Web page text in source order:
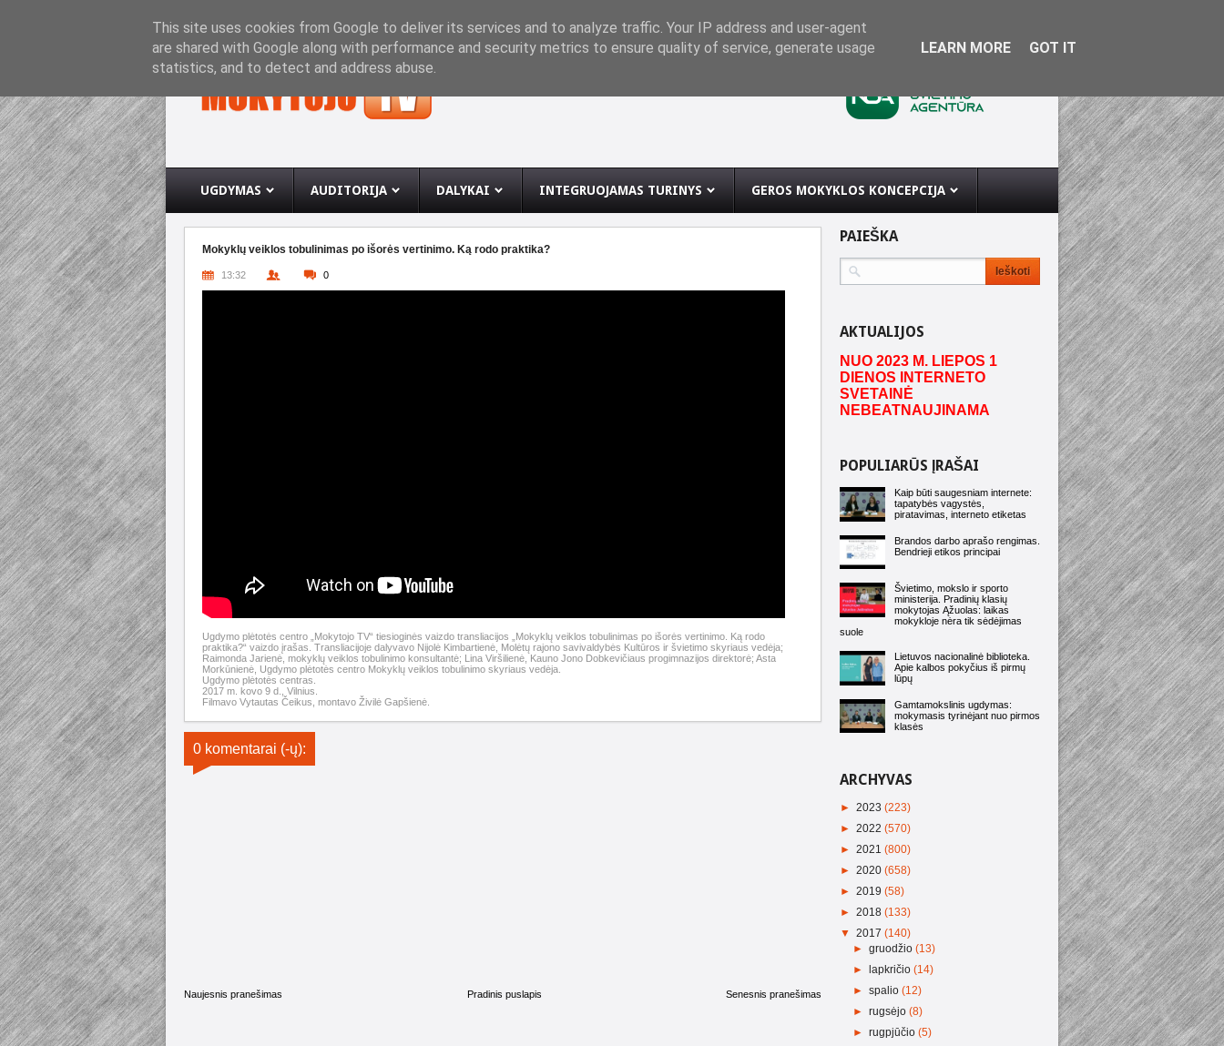
UGDYMAS AUDITORIJA DALYKAI INTEGRUOJAMAS TURINYS GEROS MOKYKLOS KONCEPCIJA
Mokyklų veiklos tobulinimas po išorės vertinimo. Ką rodo praktika?
13:32 0
Ugdymo plėtotės centro „Mokytojo TV“ tiesioginės vaizdo transliacijos „Mokyklų veiklos tobulinimas po išorės vertinimo. Ką rodo
praktika?“ vaizdo įrašas. Transliacijoje dalyvavo Nijolė Kimbartienė, Molėtų rajono savivaldybės Kultūros ir švietimo skyriaus vedėja;
Raimonda Jarienė, mokyklų veiklos tobulinimo konsultantė; Lina Viršilienė, Kauno Jono Dobkevičiaus progimnazijos direktorė; Asta
Morkūnienė, Ugdymo plėtotės centro Mokyklų veiklos tobulinimo skyriaus vedėja.
Ugdymo plėtotės centras.
2017 m. kovo 9 d., Vilnius.
Filmavo Vytautas Čeikus, montavo Živilė Gapšienė.
0 komentarai (-ų):
Naujesnis pranešimas Pradinis puslapis Senesnis pranešimas
PAIEŠKA
AKTUALIJOS
NUO 2023 M. LIEPOS 1
DIENOS INTERNETO
SVETAINĖ
NEBEATNAUJINAMA
POPULIARŪS ĮRAŠAI
Kaip būti saugesniam internete:
tapatybės vagystės,
piratavimas, interneto etiketas
Brandos darbo aprašo rengimas.
Bendrieji etikos principai
Švietimo, mokslo ir sporto
ministerija. Pradinių klasių
mokytojas Ąžuolas: laikas
mokykloje nėra tik sėdėjimas
suole
Lietuvos nacionalinė biblioteka.
Apie kalbos pokyčius iš pirmų
lūpų
Gamtamokslinis ugdymas:
mokymasis tyrinėjant nuo pirmos
klasės
ARCHYVAS
► 2023 (223)
► 2022 (570)
► 2021 (800)
► 2020 (658)
► 2019 (58)
► 2018 (133)
▼ 2017 (140)
►gruodžio(13)
►
lapkričio(14)
►spalio(12)
►rugsėjo(8)
►rugpjūčio(5)
This site uses cookies from Google to deliver its services and to analyze traffic. Your IP address and user-agent
are shared with Google along with performance and security metrics to ensure quality of service, generate usage
statistics, and to detect and address abuse.
LEARN MORE GOT IT